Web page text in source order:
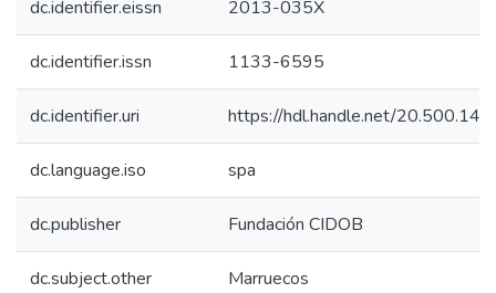
dc.identifier.eissn 2013-035X
dc.identifier.issn 1133-6595
dc.identifier.uri https://hdl.handle.net/
dc.language.iso spa
dc.publisher Fundación CIDOB
dc.subject.other Marruecos